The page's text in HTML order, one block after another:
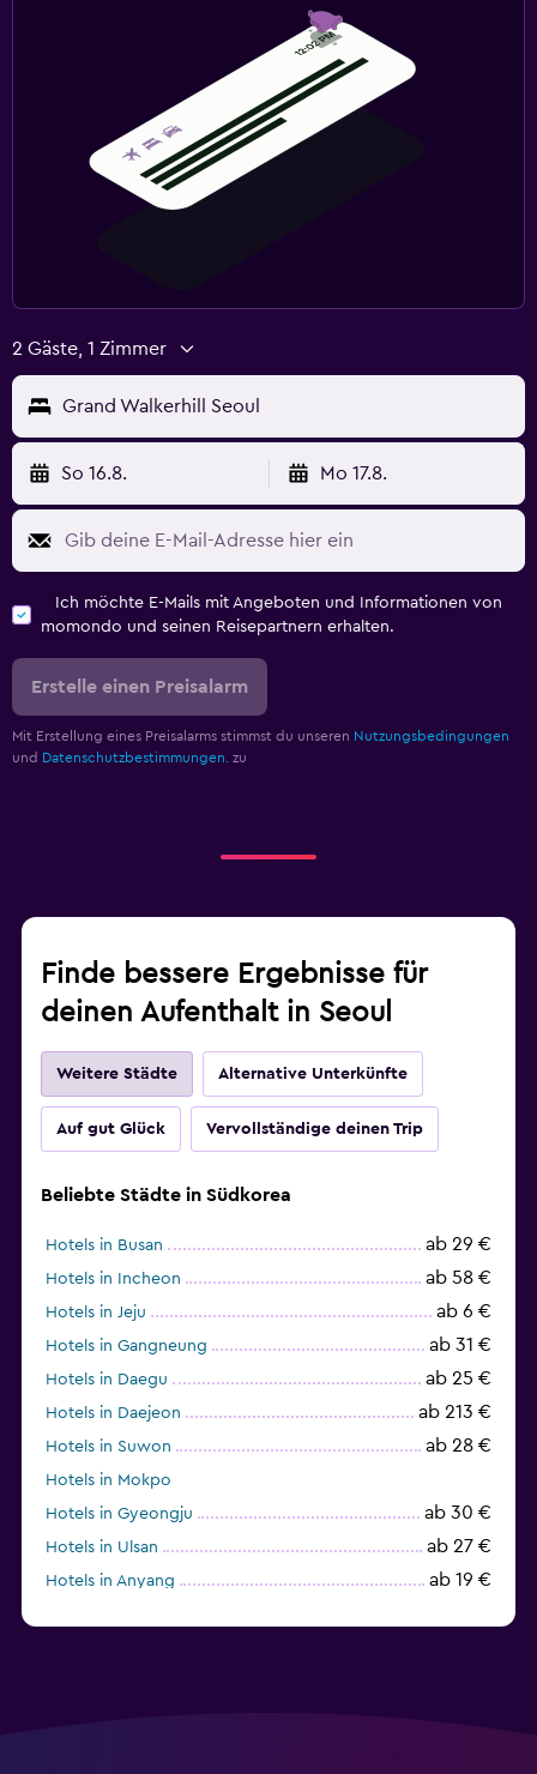
2 Gäste, 1 Zimmer
Grand Walkerhill Seoul
So 16.8. Mo 17.8.
Ich möchte E-Mails mit Angeboten und Informationen von
momondo und seinen Reisepartnern erhalten.
Erstelle einen Preisalarm
Mit Erstellung eines Preisalarms stimmst du unseren Nutzungsbedingungen
und Datenschutzbestimmungen. zu
Finde bessere Ergebnisse für
deinen Aufenthalt in Seoul
Weitere Städte Alternative Unterkünfte
Auf gut Glück Vervollständige deinen Trip
Beliebte Städte in Südkorea
Hotels in Busan ab 29 €
Hotels in Incheon ab 58 €
Hotels in Jeju ab 6 €
Hotels in Gangneung ab 31 €
Hotels in Daegu ab 25 €
Hotels in Daejeon ab 213 €
Hotels in Suwon ab 28 €
Hotels in Mokpo
Hotels in Gyeongju
ab 30 €
Hotels in Ulsan ab 27 €
Hotels in Anyang ab 19 €